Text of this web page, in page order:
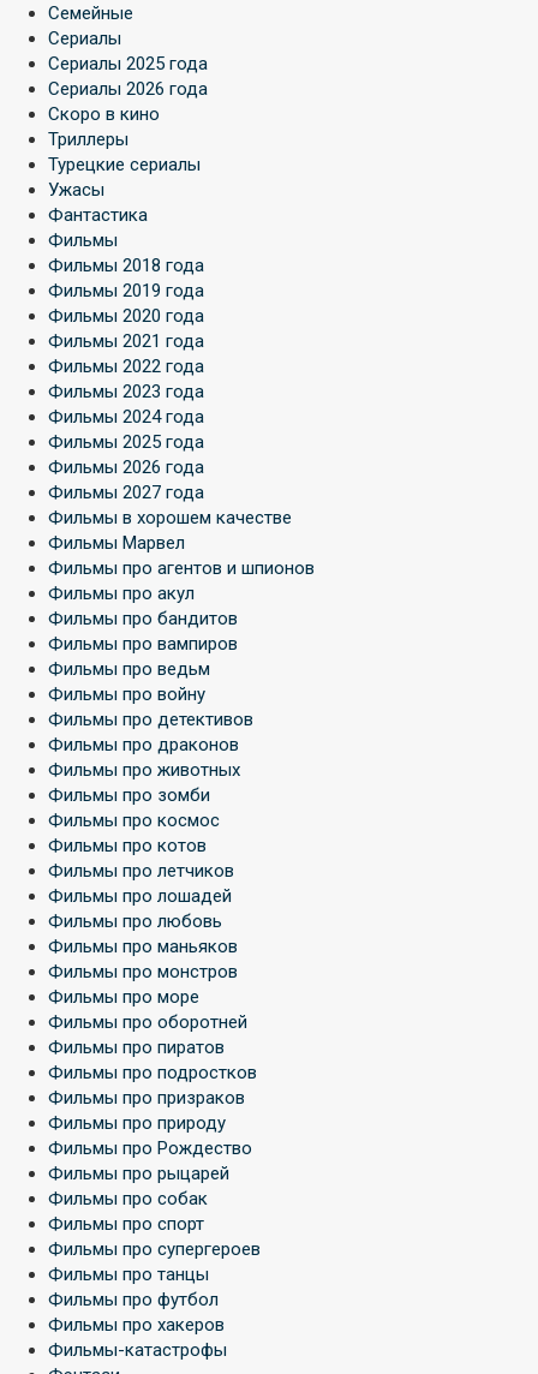
Семейные
Сериалы
Сериалы 2025 года
Сериалы 2026 года
Скоро в кино
Триллеры
Турецкие сериалы
Ужасы
Фантастика
Фильмы
Фильмы 2018 года
Фильмы 2019 года
Фильмы 2020 года
Фильмы 2021 года
Фильмы 2022 года
Фильмы 2023 года
Фильмы 2024 года
Фильмы 2025 года
Фильмы 2026 года
Фильмы 2027 года
Фильмы в хорошем качестве
Фильмы Марвел
Фильмы про агентов и шпионов
Фильмы про акул
Фильмы про бандитов
Фильмы про вампиров
Фильмы про ведьм
Фильмы про войну
Фильмы про детективов
Фильмы про драконов
Фильмы про животных
Фильмы про зомби
Фильмы про космос
Фильмы про котов
Фильмы про летчиков
Фильмы про лошадей
Фильмы про любовь
Фильмы про маньяков
Фильмы про монстров
Фильмы про море
Фильмы про оборотней
Фильмы про пиратов
Фильмы про подростков
Фильмы про призраков
Фильмы про природу
Фильмы про Рождество
Фильмы про рыцарей
Фильмы про собак
Фильмы про спорт
Фильмы про супергероев
Фильмы про танцы
Фильмы про футбол
Фильмы про хакеров
Фильмы-катастрофы